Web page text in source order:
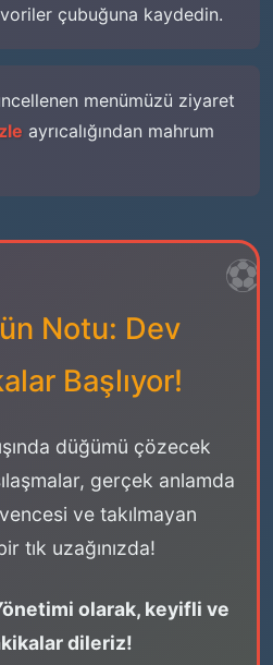
çubuğuna kaydedin.
menümüzü ziyaret
ayrıcalığından mahrum
Notu: Dev
Başlıyor!
düğümü çözecek
gerçek anlamda
ve takılmayan
tık uzağınızda!
olarak, keyifli ve
dileriz!